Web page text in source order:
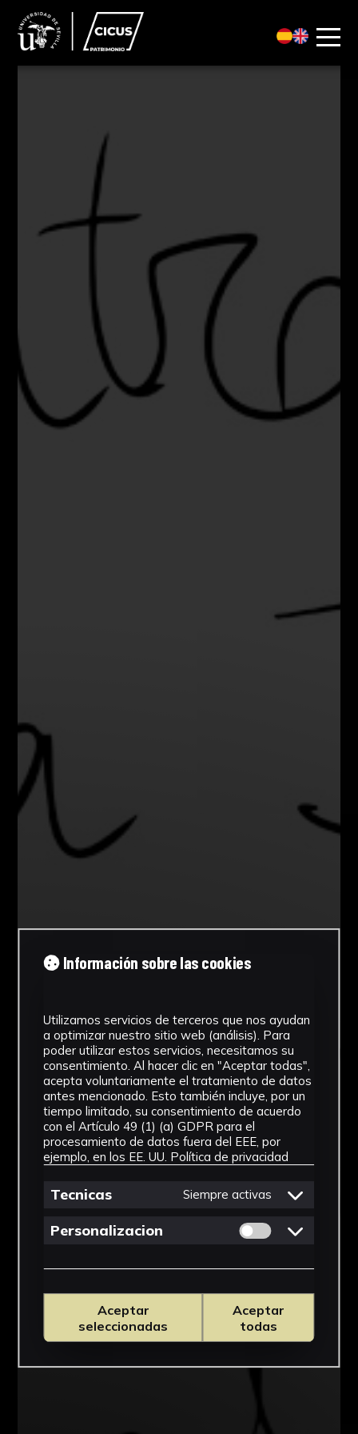
Información sobre las cookies
Utilizamos servicios de terceros que nos ayudan
a optimizar nuestro sitio web (análisis). Para
poder utilizar estos servicios, necesitamos su
consentimiento. Al hacer clic en "Aceptar todas",
acepta voluntariamente el tratamiento de datos
antes mencionado. Esto también incluye, por un
tiempo limitado, su consentimiento de acuerdo
con el Artículo 49 (1) (a) GDPR para el
procesamiento de datos fuera del EEE, por
ejemplo, en los EE. UU. Política de privacidad
Tecnicas Siempre activas
Personalizacion Permitir cookies
Aceptar
seleccionadas
Aceptar
todas